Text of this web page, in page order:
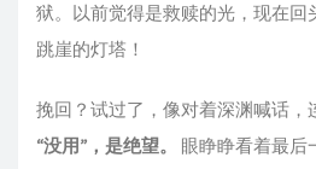
狱。以前觉得是救赎的光，现在回
跳崖的灯塔！
挽回？试过了，像对着深渊喊话，
“没用”，是绝望。
眼睁睁看着最后